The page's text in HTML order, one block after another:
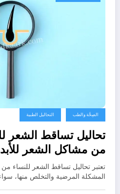
الصِحَّة والطب التحاليل الطبية
تحاليل تساقط الشعر
من مشاكل الشعر للأبد
تعتبر تحاليل تساقط الشعر للنساء من
المشكلة المرضية والتخلص منها،